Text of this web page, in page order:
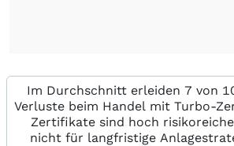
Im Durchschnitt erleiden 7 von
Verluste beim Handel mit Turbo-
Zertifikate sind hoch
nicht für langfristige